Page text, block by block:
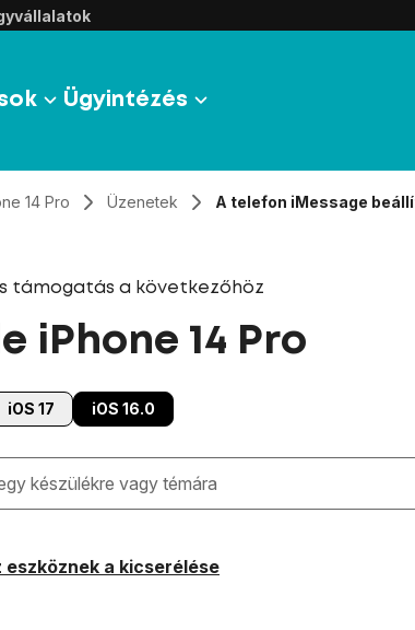
Ügyintézés
14 Pro Üzenetek A telefon iMessage
támogatás a következőhöz
iPhone 14 Pro
iOS 17 iOS 16.0
megjelennek a keresési javaslatok a
eszköznek a kicserélése